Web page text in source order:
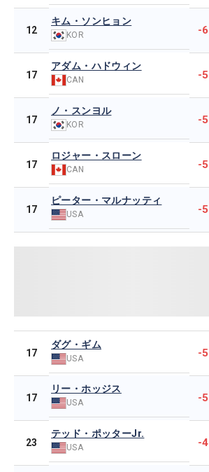
12
キム・ソンヒョン
KOR -6
17
アダム・ハドウィン
CAN -5
17
ノ・スンヨル
KOR -5
17
ロジャー・スローン
CAN -5
17
ピーター・マルナッティ
USA -5
17
ダグ・ギム
USA -5
17
リー・ホッジス
USA -5
23
テッド・ポッターJr.
USA -4